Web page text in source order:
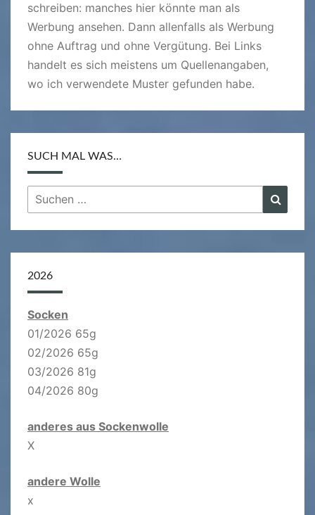
schreiben: manches hier könnte man als
Werbung ansehen. Dann allenfalls als Werbung
ohne Auftrag und ohne Vergütung. Bei Links
handelt es sich meistens um Quellenangaben,
wo ich verwendete Muster gefunden habe.
SUCH MAL WAS…
Suchen
nach:
2026
Socken
01/2026 65g
02/2026 65g
03/2026 81g
04/2026 80g
anderes aus Sockenwolle
X
andere Wolle
x